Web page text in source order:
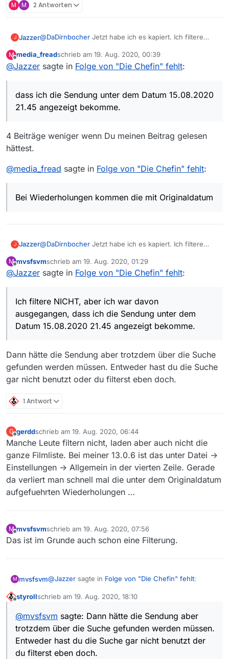
M M 2 Antworten
J Jazzer@DaDirnbocher Jetzt habe ich es kapiert. Ich filtere
Sendung unter dem Datum 15.08.2020 21.45 angezeigt
bekomme.
Danke für die Info!
M
Offline
media_freadschrieb am 19. Aug. 2020, 00:39
zuletzt editiert von
@Jazzer sagte in Folge von "Die Chefin" fehlt:
dass ich die Sendung unter dem Datum 15.08.2020
21.45 angezeigt bekomme.
4 Beiträge weniger wenn Du meinen Beitrag gelesen
hättest.
@media_fread sagte in Folge von "Die Chefin" fehlt:
Bei Wiederholungen kommen die mit Originaldatum
J Jazzer@DaDirnbocher Jetzt habe ich es kapiert. Ich filtere
Sendung unter dem Datum 15.08.2020 21.45 angezeigt
bekomme.
Danke für die Info!
M
Offline
mvsfsvmschrieb am 19. Aug. 2020, 01:29
zuletzt editiert von
@Jazzer sagte in Folge von "Die Chefin" fehlt:
Ich filtere NICHT, aber ich war davon
ausgegangen, dass ich die Sendung unter dem
Datum 15.08.2020 21.45 angezeigt bekomme.
Dann hätte die Sendung aber trotzdem über die Suche
gefunden werden müssen. Entweder hast du die Suche
gar nicht benutzt oder du filterst eben doch.
1 Antwort
G
Offline
gerddschrieb am 19. Aug. 2020, 06:44
zuletzt editiert von
Manche Leute filtern nicht, laden aber auch nicht die
ganze Filmliste. Bei meiner 13.0.6 ist das unter Datei ->
Einstellungen -> Allgemein in der vierten Zeile. Gerade
da verliert man schnell mal die unter dem Originaldatum
aufgefuehrten Wiederholungen …
M
Offline
mvsfsvmschrieb am 19. Aug. 2020, 07:56
zuletzt editiert von
Das ist im Grunde auch schon eine Filterung.
M mvsfsvm@Jazzer sagte in Folge von "Die Chefin" fehlt:
ausgegangen, dass ich die Sendung unter dem
Datum 15.08.2020 21.45 angezeigt bekomme.
Dann hätte die Sendung aber trotzdem über die
Suche gefunden werden müssen. Entweder hast du
die Suche gar nicht benutzt oder du filterst eben
doch.
styrollschrieb am 19. Aug. 2020, 18:10
zuletzt editiert von
@mvsfsvm sagte: Dann hätte die Sendung aber
trotzdem über die Suche gefunden werden müssen.
Entweder hast du die Suche gar nicht benutzt der
du filterst eben doch.